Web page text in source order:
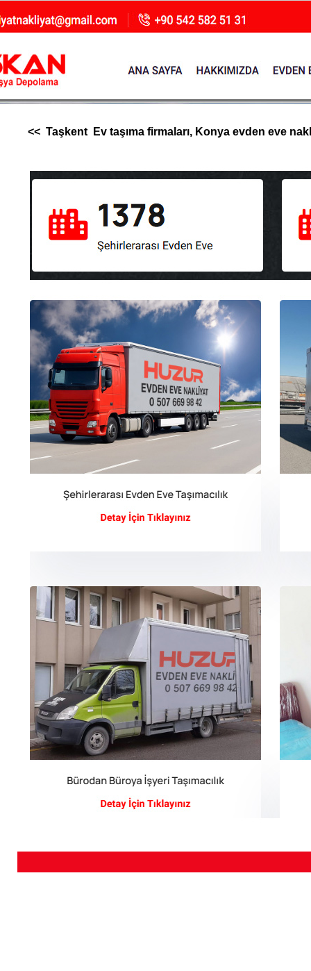
<< Taşkent Ev taşıma firmaları, Konya evden eve